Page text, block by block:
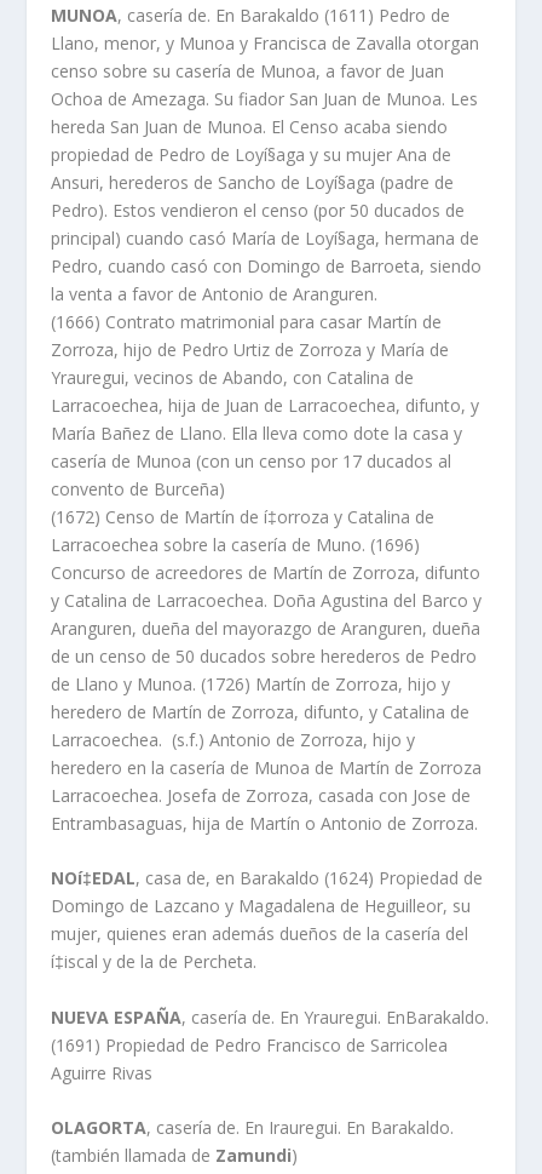
MUNOA, caserí­a de. En Barakaldo (1611) Pedro de
Llano, menor, y Munoa y Francisca de Zavalla otorgan
censo sobre su caserí­a de Munoa, a favor de Juan
Ochoa de Amezaga. Su fiador San Juan de Munoa. Les
hereda San Juan de Munoa. El Censo acaba siendo
propiedad de Pedro de Loyí§aga y su mujer Ana de
Ansuri, herederos de Sancho de Loyí§aga (padre de
Pedro). Estos vendieron el censo (por 50 ducados de
principal) cuando casó Marí­a de Loyí§aga, hermana de
Pedro, cuando casó con Domingo de Barroeta, siendo
la venta a favor de Antonio de Aranguren.
(1666) Contrato matrimonial para casar Martí­n de
Zorroza, hijo de Pedro Urtiz de Zorroza y Marí­a de
Yrauregui, vecinos de Abando, con Catalina de
Larracoechea, hija de Juan de Larracoechea, difunto, y
Marí­a Bañez de Llano. Ella lleva como dote la casa y
caserí­a de Munoa (con un censo por 17 ducados al
convento de Burceña)
(1672) Censo de Martí­n de í‡orroza y Catalina de
Larracoechea sobre la caserí­a de Muno. (1696)
Concurso de acreedores de Martí­n de Zorroza, difunto
y Catalina de Larracoechea. Doña Agustina del Barco y
Aranguren, dueña del mayorazgo de Aranguren, dueña
de un censo de 50 ducados sobre herederos de Pedro
de Llano y Munoa. (1726) Martí­n de Zorroza, hijo y
heredero de Martí­n de Zorroza, difunto, y Catalina de
Larracoechea. (s.f.) Antonio de Zorroza, hijo y
heredero en la caserí­a de Munoa de Martí­n de Zorroza
Larracoechea. Josefa de Zorroza, casada con Jose de
Entrambasaguas, hija de Martí­n o Antonio de Zorroza.
NOí‡EDAL, casa de, en Barakaldo (1624) Propiedad de
Domingo de Lazcano y Magadalena de Heguilleor, su
mujer, quienes eran además dueños de la caserí­a del
í‡iscal y de la de Percheta.
NUEVA ESPAÑA, caserí­a de. En Yrauregui. EnBarakaldo.
(1691) Propiedad de Pedro Francisco de Sarricolea
Aguirre Rivas
OLAGORTA, caserí­a de. En Irauregui. En Barakaldo.
(también llamada de Zamundi)